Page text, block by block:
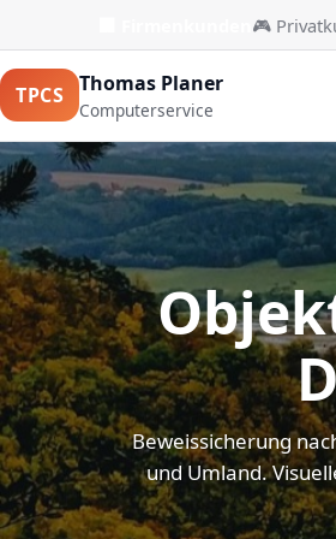
🎮
TPCS Thomas Planer
Computerservice
Beweissicherung
und Umland.